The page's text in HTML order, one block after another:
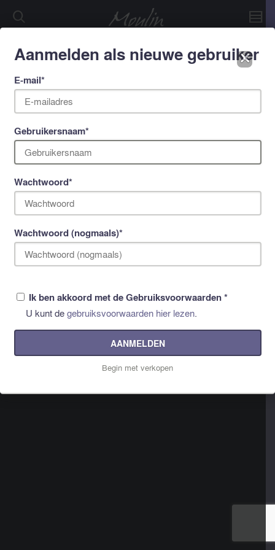
␡
Aanmelden als nieuwe gebruiker
E-mail*
Gebruikersnaam*
Wachtwoord*
Wachtwoord (nogmaals)*
Ik ben akkoord met de Gebruiksvoorwaarden*
U kunt degebruiksvoorwaarden hier lezen.
AANMELDEN
Begin met verkopen
©2026 Immoulin BV